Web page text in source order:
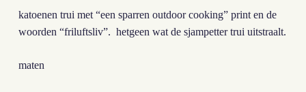
katoenen trui met “een sparren outdoor cooking” print en de
woorden “friluftsliv”. hetgeen wat de sjampetter trui uitstraalt.
maten